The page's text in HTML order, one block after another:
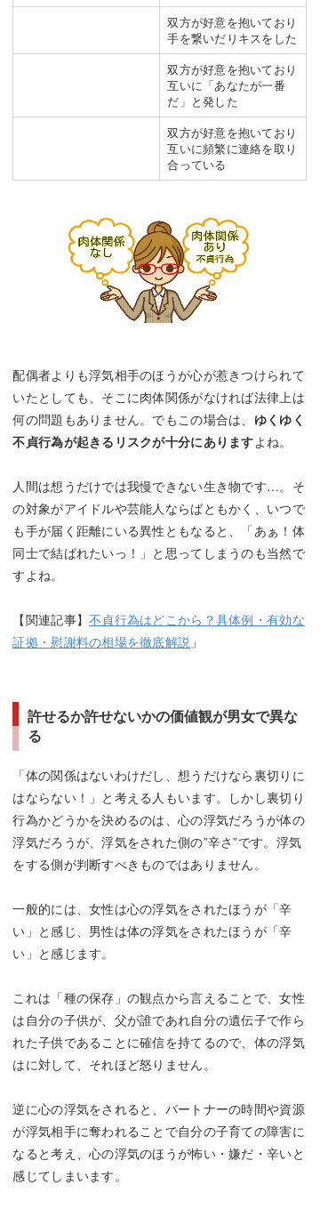
双方が好意を抱いており
手を繋いだりキスをした
双方が好意を抱いており
互いに「あなたが一番
だ」と発した
双方が好意を抱いており
互いに頻繁に連絡を取り
合っている
配偶者よりも浮気相手のほうが心が惹きつけられて
いたとしても、そこに肉体関係がなければ法律上は
何の問題もありません。でもこの場合は、 ゆくゆく
不貞行為が起きるリスクが十分にありますよね。
人間は想うだけでは我慢できない生き物です…。そ
の対象がアイドルや芸能人ならばともかく、いつで
も手が届く距離にいる異性ともなると、「あぁ！体
同士で結ばれたいっ！」と思ってしまうのも当然で
すよね。
【関連記事】不貞行為はどこから？具体例・有効な
証拠・慰謝料の相場を徹底解説 」
許せるか許せないかの価値観が男女で異な
る
「体の関係はないわけだし、想うだけなら裏切りに
はならない！」と考える人もいます。しかし裏切り
行為かどうかを決めるのは、心の浮気だろうが体の
浮気だろうが、浮気をされた側の”辛さ”です。浮気
をする側が判断すべきものではありません。
一般的には、女性は心の浮気をされたほうが「辛
い」と感じ、男性は体の浮気をされたほうが「辛
い」と感じます。
これは「種の保存」の観点から言えることで、女性
は自分の子供が、父が誰であれ自分の遺伝子で作ら
れた子供であることに確信を持てるので、体の浮気
はに対して、それほど怒りません。
逆に心の浮気をされると、パートナーの時間や資源
が浮気相手に奪われることで自分の子育ての障害に
なると考え、心の浮気のほうが怖い・嫌だ・辛いと
感じてしまいます。